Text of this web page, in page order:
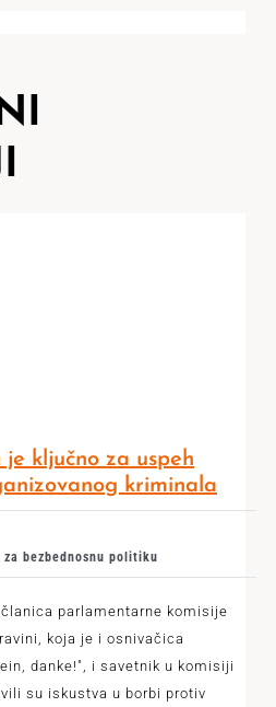
ključno za uspeh
kriminala
bezbednosnu politiku
parlamentarne komisije
koja je i osnivačica
danke!", i savetnik u komisiji
su iskustva u borbi protiv